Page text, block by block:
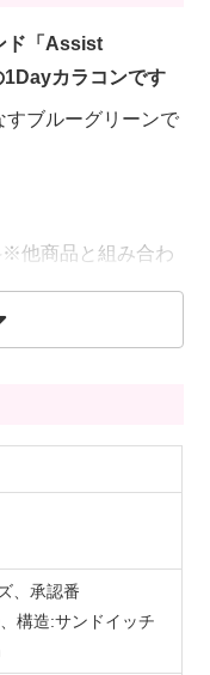
ド「Assist
カラコンです
すブルーグリーンで
※他商品と組み合わ
、承認番
構造:サンドイッチ